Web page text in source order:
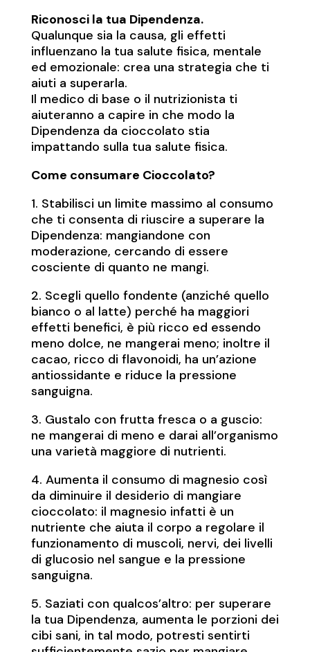
Riconosci la tua Dipendenza.
Qualunque sia la causa, gli effetti
influenzano la tua salute fisica, mentale
ed emozionale: crea una strategia che ti
aiuti a superarla.
Il medico di base o il nutrizionista ti
aiuteranno a capire in che modo la
Dipendenza da cioccolato stia
impattando sulla tua salute fisica.
Come consumare Cioccolato?
1. Stabilisci un limite massimo al consumo
che ti consenta di riuscire a superare la
Dipendenza: mangiandone con
moderazione, cercando di essere
cosciente di quanto ne mangi.
2. Scegli quello fondente (anziché quello
bianco o al latte) perché ha maggiori
effetti benefici, è più ricco ed essendo
meno dolce, ne mangerai meno; inoltre il
cacao, ricco di flavonoidi, ha un’azione
antiossidante e riduce la pressione
sanguigna.
3. Gustalo con frutta fresca o a guscio:
ne mangerai di meno e darai all’organismo
una varietà maggiore di nutrienti.
4. Aumenta il consumo di magnesio così
da diminuire il desiderio di mangiare
cioccolato: il magnesio infatti è un
nutriente che aiuta il corpo a regolare il
funzionamento di muscoli, nervi, dei livelli
di glucosio nel sangue e la pressione
sanguigna.
5. Saziati con qualcos’altro: per superare
la tua Dipendenza, aumenta le porzioni dei
cibi sani, in tal modo, potresti sentirti